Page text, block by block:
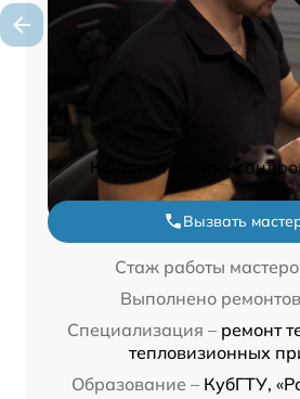
Константин
Вызвать
Стаж работы
Выполнено
Специализация – ремонт
тепловизионных
Образование – КубГТУ,